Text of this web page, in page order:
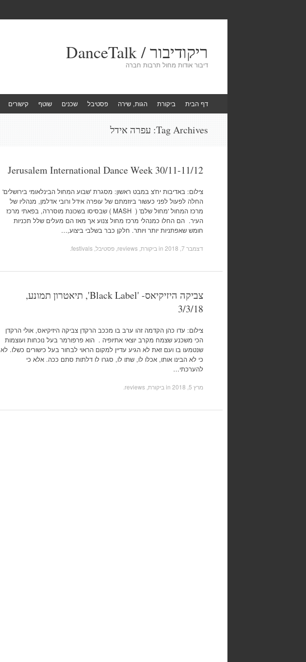
ריקודיבור / DanceTalk
דיבור אודות מחול תרבות חברה
to
דף הבית ביקורת הגות, שירה פסטיבל שכנים שוטף קישורים
Tag Archives: עפרה אידל
Jerusalem International Dance Week 30/11-11/12
צילום: באדיבות יח'צ במבט ראשון: מסגרת 'שבוע המחול הבינלאומי בירושלים'
החלה לפעול לפני כעשור ביוזמתם של עופרה אידל ורובי אדלמן, מנהליו של
מרכז המחול 'מחול שלם' ( MASH ) שבסיסו בשכונת מוסררה, בפאתי מרכז
העיר. הם החלו כמנהלי מרכז מחול צנוע אך מאז הם מעלים שלל תכניות
חומש שאפתניות יותר ויותר. חלקן כבר בשלבי ביצוע,…
דצמבר 7, 2018 ביקורת, reviews פסטיבל, festivals
צביקה היזיקיאס- 'Black Label', תיאטרון תמונע,
3/3/18
צילום: עדו כהן הקדמה זהו ערב בו מככב הרקדן צביקה היזיקיאס, אולי הרקדן
הכי משכנע שצמח מקרב יוצאי אתיופיה . הוא פרפורמר בעל נוכחות ועוצמות
שנטמעו בו ועם זאת לא הגיע עדיין למקום הראוי לבחור בעל כישורים כשלו. לא
כי לא הבינו אותו, אכלו לו, שתו לו, סגרו לו דלתות סתם ככה. אלא כי
להערכתי…
מרץ 5, 2018 ביקורת, reviews